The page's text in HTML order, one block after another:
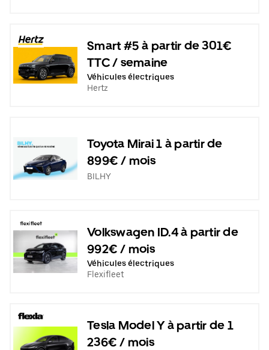
Smart #5 à partir de 301€
TTC / semaine
Véhicules électriques
Hertz
Toyota Mirai 1 à partir de
899€ / mois
BILHY
Volkswagen ID.4 à partir de
992€ / mois
Véhicules électriques
Flexifleet
Tesla Model Y à partir de 1
236€ / mois